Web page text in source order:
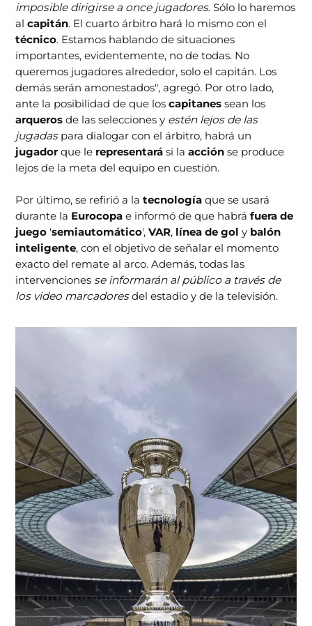
imposible dirigirse a once jugadores. Sólo lo haremos
alcapitán. El cuarto árbitro hará lo mismo con el
técnico. Estamos hablando de situaciones
importantes, evidentemente, no de todas. No
queremos jugadores alrededor, solo el capitán. Los
demás serán amonestados", agregó. Por otro lado,
ante la posibilidad de que loscapitanes sean los
arquerosde las selecciones y estén lejos de las
jugadaspara dialogar con el árbitro, habrá un
jugadorque le representarási laacciónse produce
lejos de la meta del equipo en cuestión.
Por último, se refirió a latecnologíaque se usará
durante la Eurocopae informó de que habráfuera de
juego 'semiautomático',VAR, línea de gol y balón
inteligente, con el objetivo de señalar el momento
exacto del remate al arco. Además, todas las
intervenciones se informarán al público a través de
los video marcadoresdel estadio y de la televisión.